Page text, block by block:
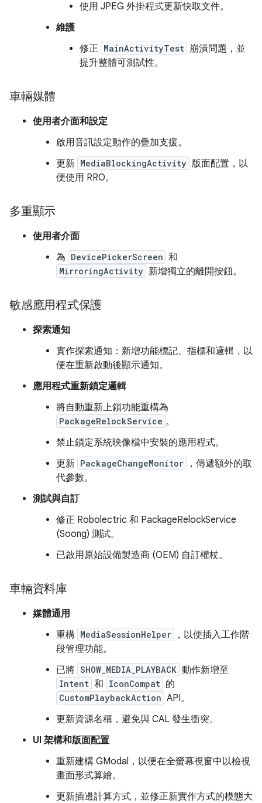
使用 JPEG 外掛程式更新快取文件。
維護
修正 MainActivityTest 崩潰問題，並
提升整體可測試性。
車輛媒體
使用者介面和設定
啟用音訊設定動作的疊加支援。
更新 MediaBlockingActivity 版面配置，以
便使用 RRO。
多重顯示
使用者介面
為 DevicePickerScreen 和
MirroringActivity 新增獨立的離開按鈕。
敏感應用程式保護
探索通知
實作探索通知：新增功能標記、指標和邏輯，以
便在重新啟動後顯示通知。
應用程式重新鎖定邏輯
將自動重新上鎖功能重構為
PackageRelockService 。
禁止鎖定系統映像檔中安裝的應用程式。
更新 PackageChangeMonitor
，傳遞額外的取
代參數。
測試與自訂
修正 Robolectric 和 PackageRelockService
(Soong) 測試。
已啟用原始設備製造商 (OEM) 自訂權杖。
車輛資料庫
媒體通用
重構 MediaSessionHelper
，以便插入工作階
段管理功能。
已將 SHOW_MEDIA_PLAYBACK 動作新增至
Intent 和 IconCompat 的
CustomPlaybackAction API。
更新資源名稱，避免與 CAL 發生衝突。
UI 架構和版面配置
重新建構 GModal，以便在全螢幕視窗中以檢視
畫面形式算繪。
更新插邊計算方式，並修正新實作方式的模態大